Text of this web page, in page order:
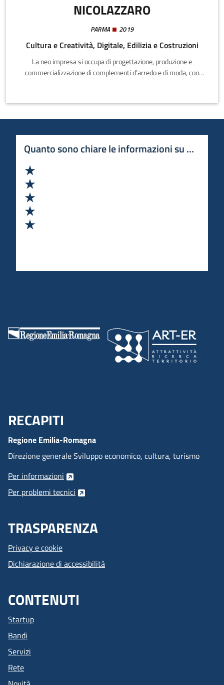
NICOLAZZARO
PARMA 2019
Cultura e Creatività, Digitale, Edilizia e Costruzioni
La neo impresa si occupa di progettazione, produzione e
commercializzazione di complementi d’arredo e di moda, con
illuminazione, sono volte anche allo sviluppo delle proprietà
ottiche, per una una migliore ottimizzazione delle capacità
Quanto sono chiare le informazioni su questa
Menu Footer
RECAPITI
Regione Emilia-Romagna
Direzione generale Sviluppo economico, cultura, turismo
Per informazioni
Per problemi tecnici
TRASPARENZA
Privacy e cookie
Dichiarazione di accessibilità
CONTENUTI
Startup
Bandi
Servizi
Rete